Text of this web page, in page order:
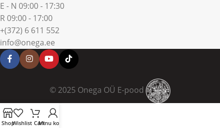
E - N 09:00 - 17:30
R 09:00 - 17:00
+(372) 6 611 552
info@onega.ee
© 2025 Onega OÜ E-pood
ShopWishlist Cart
Minu konto